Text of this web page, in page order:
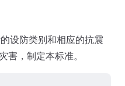
设防类别和相应的抗震
害，制定本标准。